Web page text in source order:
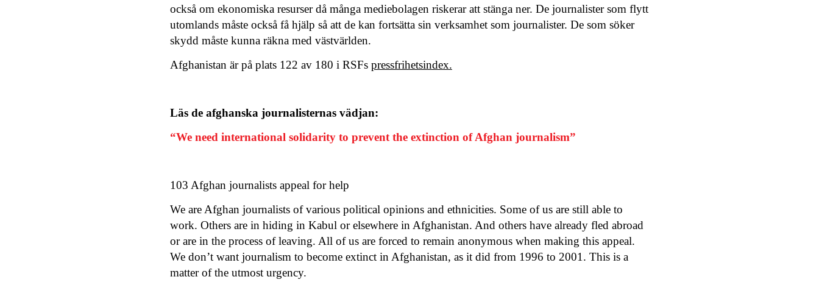
också om ekonomiska resurser då många mediebolagen riskerar att stänga ner. De journalister som flytt
utomlands måste också få hjälp så att de kan fortsätta sin verksamhet som journalister. De som söker
skydd måste kunna räkna med västvärlden.
Afghanistan är på plats 122 av 180 i RSFs pressfrihetsindex.
Läs de afghanska journalisternas vädjan:
“We need international solidarity to prevent the extinction of Afghan journalism”
103 Afghan journalists appeal for help
We are Afghan journalists of various political opinions and ethnicities. Some of us are still able to
work. Others are in hiding in Kabul or elsewhere in Afghanistan. And others have already fled abroad
or are in the process of leaving. All of us are forced to remain anonymous when making this appeal.
We don’t want journalism to become extinct in Afghanistan, as it did from 1996 to 2001. This is a
matter of the utmost urgency.